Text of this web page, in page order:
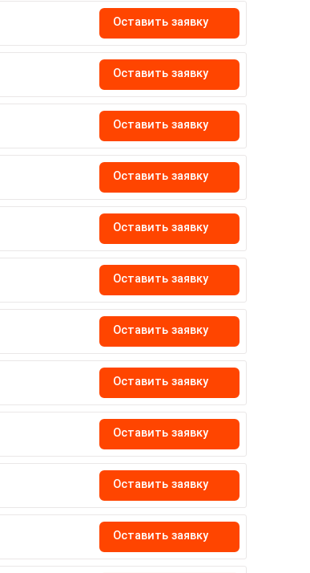
Оставить заявку
Оставить заявку
Оставить заявку
Оставить заявку
Оставить заявку
Оставить заявку
Оставить заявку
Оставить заявку
Оставить заявку
Оставить заявку
Оставить заявку